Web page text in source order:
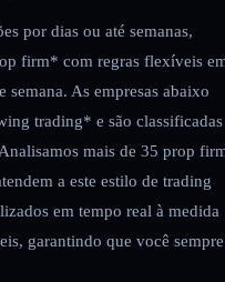
por dias ou até semanas,
firm* com regras flexíveis
As empresas abaixo
trading* e são classificadas
Analisamos mais de 35 prop
a este estilo de trading
em tempo real à medida
garantindo que você sempre